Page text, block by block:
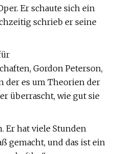
Er schaute sich ein
schrieb er seine
Gordon Peterson,
der es um Theorien der
überrascht, wie gut sie
Er hat viele Stunden
gemacht, und das ist ein